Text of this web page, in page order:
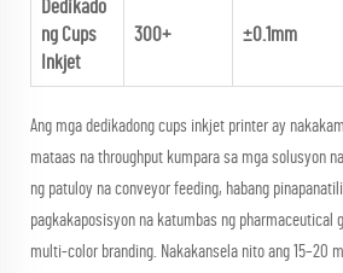
Dedikado
ng Cups
Inkjet
300+ ±0.1mm
Ang mga dedikadong cups inkjet printer ay
mataas na throughput kumpara sa mga solusyon
ng patuloy na conveyor feeding, habang
pagkakaposisyon na katumbas ng pharmaceutical
multi-color branding. Nakakansela nito ang 15–20